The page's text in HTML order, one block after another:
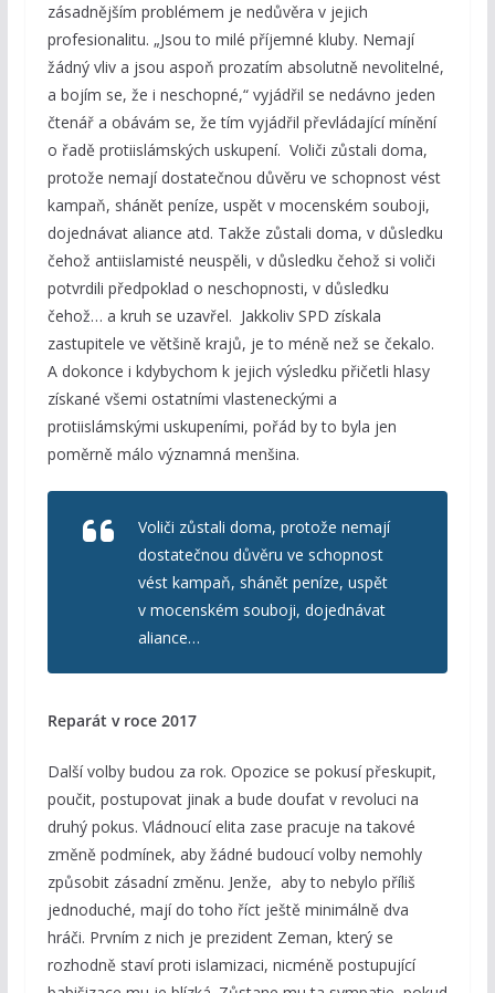
zásadnějším problémem je nedůvěra v jejich
profesionalitu. „Jsou to milé příjemné kluby. Nemají
žádný vliv a jsou aspoň prozatím absolutně nevolitelné,
a bojím se, že i neschopné,“ vyjádřil se nedávno jeden
čtenář a obávám se, že tím vyjádřil převládající mínění
o řadě protiislámských uskupení. Voliči zůstali doma,
protože nemají dostatečnou důvěru ve schopnost vést
kampaň, shánět peníze, uspět v mocenském souboji,
dojednávat aliance atd. Takže zůstali doma, v důsledku
čehož antiislamisté neuspěli, v důsledku čehož si voliči
potvrdili předpoklad o neschopnosti, v důsledku
čehož… a kruh se uzavřel. Jakkoliv SPD získala
zastupitele ve většině krajů, je to méně než se čekalo.
A dokonce i kdybychom k jejich výsledku přičetli hlasy
získané všemi ostatními vlasteneckými a
protiislámskými uskupeními, pořád by to byla jen
poměrně málo významná menšina.
Voliči zůstali doma, protože nemají
dostatečnou důvěru ve schopnost
vést kampaň, shánět peníze, uspět
v mocenském souboji, dojednávat
aliance…
Reparát v roce 2017
Další volby budou za rok. Opozice se pokusí přeskupit,
poučit, postupovat jinak a bude doufat v revoluci na
druhý pokus. Vládnoucí elita zase pracuje na takové
změně podmínek, aby žádné budoucí volby nemohly
způsobit zásadní změnu. Jenže, aby to nebylo příliš
jednoduché, mají do toho říct ještě minimálně dva
hráči. Prvním z nich je prezident Zeman, který se
rozhodně staví proti islamizaci, nicméně postupující